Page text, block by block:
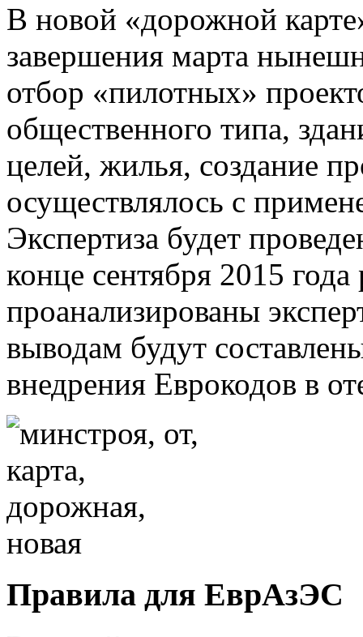
В новой «дорожной
завершения марта
отбор «пилотных»
общественного типа,
целей, жилья, создание
осуществлялось с
Экспертиза будет
конце сентября 2015 года
проанализированы
выводам будут
внедрения Еврокодов в
Правила для ЕврАзЭС